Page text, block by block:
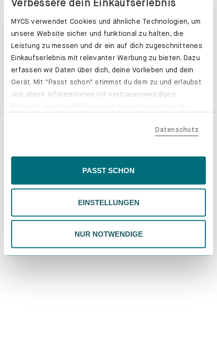
Verbessere dein Einkaufserlebnis
MYCS verwendet Cookies und ähnliche Technologien, um
unsere Website sicher und funktional zu halten, die
Leistung zu messen und dir ein auf dich zugeschnittenes
Einkaufserlebnis mit relevanter Werbung zu bieten. Dazu
erfassen wir Daten über dich, deine Vorlieben und dein
Gerät. Mit "Passt schon" stimmst du dem zu und erlaubst
uns, diese Informationen mit vertrauenswürdigen
der EU, beispielsweise in den USA, verarbeitet werden
Inhalte eingeschränkt sein könnten. Wähle
deiner Präferenzen. Du kannst deine Wahl jederzeit
ändern. Weitere Informationen findest du in unserer
Datenschutzrichtlinie.
Datenschutz
PASST SCHON
EINSTELLUNGEN
NUR NOTWENDIGE
Schubladenkästen. Stabil mit Stil.